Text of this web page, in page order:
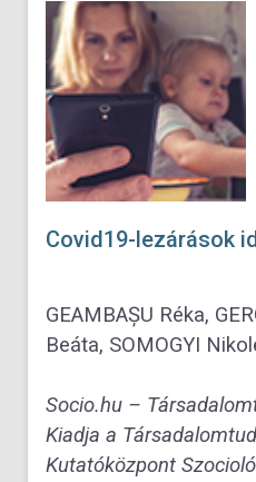
Covid19-lezárások
GEAMBAȘU Réka,
Beáta, SOMOGYI
Socio.hu –
Kiadja a
Kutatóközpont